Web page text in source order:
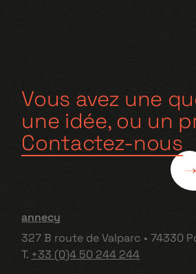
Vous avez une
une idée, ou un
Contactez-nous
annecy
327 B route de Valparc • 74330
T. +33 (0)4 50 244 244